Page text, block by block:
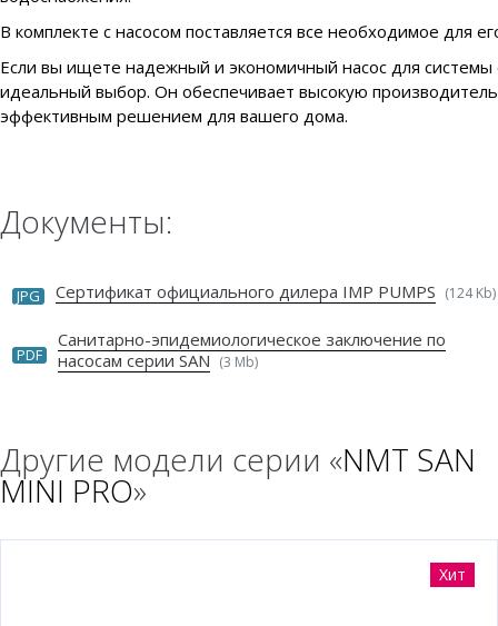
В комплекте с насосом поставляется все необходимое для
Если вы ищете надежный и экономичный насос для
идеальный выбор. Он обеспечивает высокую
эффективным решением для вашего дома.
Документы:
JPG Сертификат официального дилера IMP PUMPS (124 Kb)
PDF
Санитарно-эпидемиологическое заключение по
насосам серии SAN (3 Mb)
Другие модели серии «NMT SAN
MINI PRO»
Хит